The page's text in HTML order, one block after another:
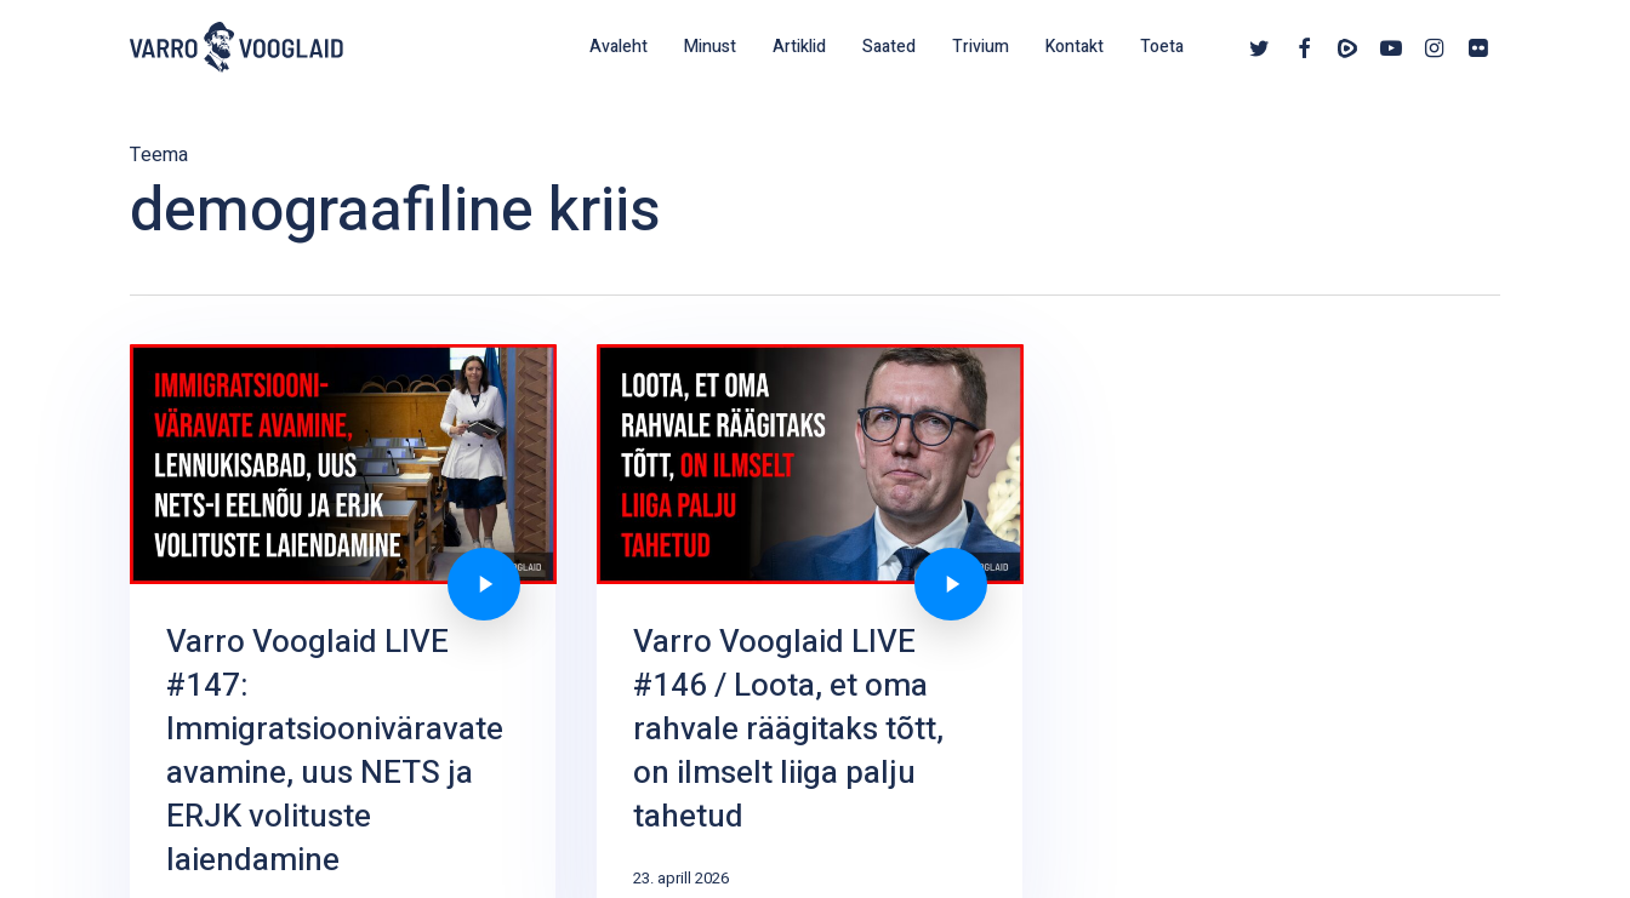
Avaleht Minust Artiklid Saated Trivium Kontakt Toeta twitter facebook
vimeo youtubeinstagram
flickr
Teema
demograafiline kriis
Varro Vooglaid LIVE
#147:
Immigratsiooniväravate
avamine, uus NETS ja
ERJK volituste
laiendamine
Varro Vooglaid LIVE
#146 / Loota, et oma
rahvale räägitaks tõtt,
on ilmselt liiga palju
tahetud
23. aprill 2026